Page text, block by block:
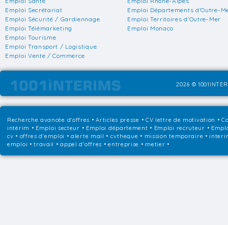
Emploi Secrétariat
Emploi Sécurité / Gardiennage
Emploi Télémarketing
Emploi Tourisme
Emploi Transport / Logistique
Emploi Vente / Commerce
Emploi Départements d'Outre-
Emploi Territoires d'Outre-Mer
Emploi Monaco
2026 ©
Recherche avancée d'offres •Articles presse • CV lettre de motivation •
intérim • Emploi secteur • Emploi département • Emploi recruteur •
cv • offres d'emploi • alerte mail • cvtheque • mission temporaire •
emploi • travail • appel d'offres • entreprise • metier •